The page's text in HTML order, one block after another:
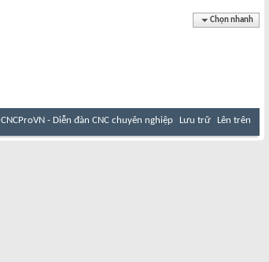
Chọn nhanh
CNCProVN - Diễn đàn CNC chuyên nghiệp Lưu trữ Lên trên